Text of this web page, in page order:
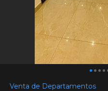
Venta de Departamentos